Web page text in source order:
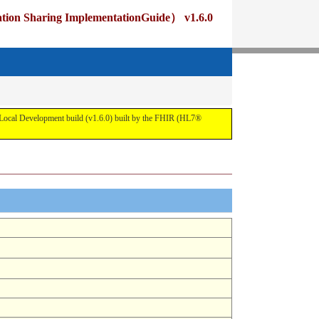
Sharing ImplementationGuide） v1.6.0
Development build (v1.6.0) built by the FHIR (HL7®